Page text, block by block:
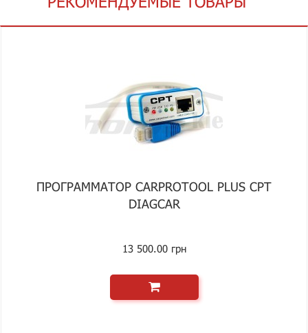
ПРОГРАММАТОР CARPROTOOL PLUS CPT
DIAGCAR
13 500.00 грн